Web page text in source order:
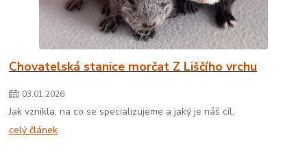
Chovatelská stanice morčat Z Liščího vrchu
03.01.2026
Jak vznikla, na co se specializujeme a jaký je náš cíl.
celý článek